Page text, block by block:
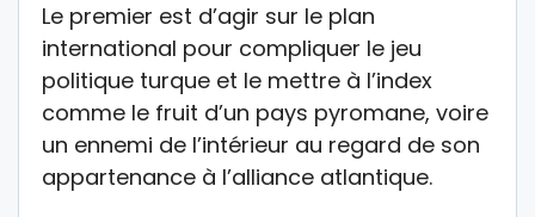
Le premier est d’agir sur le plan
international pour compliquer le jeu
politique turque et le mettre à l’index
comme le fruit d’un pays pyromane, voire
un ennemi de l’intérieur au regard de son
appartenance à l’alliance atlantique.